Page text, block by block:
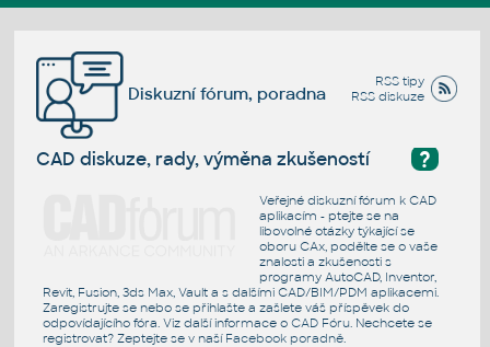
RSS tipy
RSS diskuze
Diskuzní fórum, poradna
?
CAD diskuze, rady, výměna zkušeností
Veřejné diskuzní fórum k CAD
aplikacím - ptejte se na
libovolné otázky týkající se
oboru CAx, podělte se o vaše
znalosti a zkušenosti s
programy AutoCAD, Inventor,
Revit, Fusion, 3ds Max, Vault a s dalšími CAD/BIM/PDM aplikacemi.
Zaregistrujte se nebo se přihlašte a zašlete váš příspěvek do
odpovídajícího fóra. Viz další informace o CAD Fóru. Nechcete se
registrovat? Zeptejte se v naší Facebook poradně.